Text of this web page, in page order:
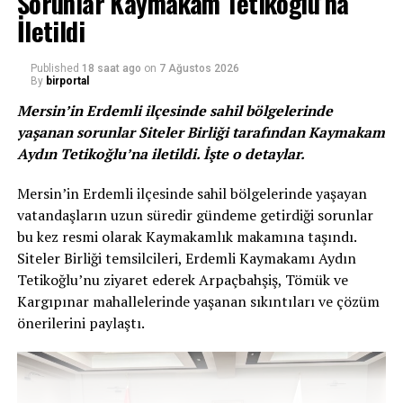
Etkinlikte 1111 adet fidan dikimi yapılırken öğrencilere ve
tüm katılımcılara fidan ve tohum da hediye edildi.​
Kaynak: (BYZHA) – Beyaz Haber Ajansı
RELATED TOPICS:
UP NEXT
Anıldıhaberi
DON'T MISS
Milli Ağaçlandırma Günü’nde 6000 Fidan Toprakla
Buluştuhaberi
İletildi
Published 18 saat ago on 7 Ağustos 2026
By birportal
Mersin’in Erdemli ilçesinde sahil bölgelerinde
yaşanan sorunlar Siteler Birliği tarafından Kaymakam
Aydın Tetikoğlu’na iletildi. İşte o detaylar.
Mersin’in Erdemli ilçesinde sahil bölgelerinde yaşayan
vatandaşların uzun süredir gündeme getirdiği sorunlar
bu kez resmi olarak Kaymakamlık makamına taşındı.
Siteler Birliği temsilcileri, Erdemli Kaymakamı Aydın
Tetikoğlu’nu ziyaret ederek Arpaçbahşiş, Tömük ve
Kargıpınar mahallelerinde yaşanan sıkıntıları ve çözüm
önerilerini paylaştı.